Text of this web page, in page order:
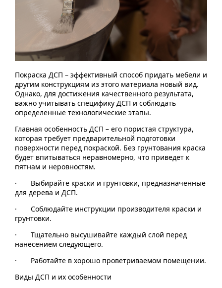
Покраска ДСП – эффективный способ придать мебели и
другим конструкциям из этого материала новый вид.
Однако, для достижения качественного результата,
важно учитывать специфику ДСП и соблюдать
определенные технологические этапы.
Главная особенность ДСП – его пористая структура,
которая требует предварительной подготовки
поверхности перед покраской. Без грунтования краска
будет впитываться неравномерно, что приведет к
пятнам и неровностям.
· Выбирайте краски и грунтовки, предназначенные
для дерева и ДСП.
· Соблюдайте инструкции производителя краски и
грунтовки.
· Тщательно высушивайте каждый слой перед
нанесением следующего.
· Работайте в хорошо проветриваемом помещении.
Виды ДСП и их особенности